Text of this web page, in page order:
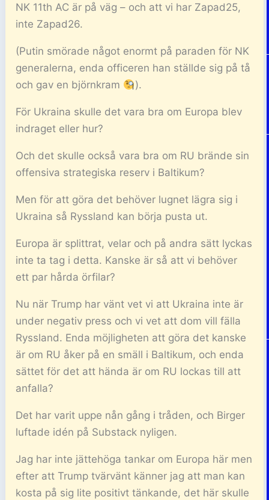
NK 11th AC är på väg – och att vi har Zapad25,
inte Zapad26.
(Putin smörade något enormt på paraden för NK
generalerna, enda officeren han ställde sig på tå
och gav en björnkram
).
För Ukraina skulle det vara bra om Europa blev
indraget eller hur?
Och det skulle också vara bra om RU brände sin
offensiva strategiska reserv i Baltikum?
Men för att göra det behöver lugnet lägra sig i
Ukraina så Ryssland kan börja pusta ut.
Europa är splittrat, velar och på andra sätt lyckas
inte ta tag i detta. Kanske är så att vi behöver
ett par hårda örfilar?
Nu när Trump har vänt vet vi att Ukraina inte är
under negativ press och vi vet att dom vill fälla
Ryssland. Enda möjligheten att göra det kanske
är om RU åker på en smäll i Baltikum, och enda
sättet för det att hända är om RU lockas till att
anfalla?
Det har varit uppe nån gång i tråden, och Birger
luftade idén på Substack nyligen.
Jag har inte jättehöga tankar om Europa här men
efter att Trump tvärvänt känner jag att man kan
kosta på sig lite positivt tänkande, det här skulle